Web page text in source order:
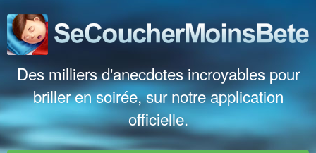
Des milliers d'anecdotes incroyables pour
briller en soirée, sur notre application
officielle.